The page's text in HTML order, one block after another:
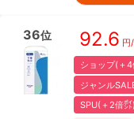
36位 92.6 円
ショップ(＋4
ジャンル
SPU(＋2倍㌽)